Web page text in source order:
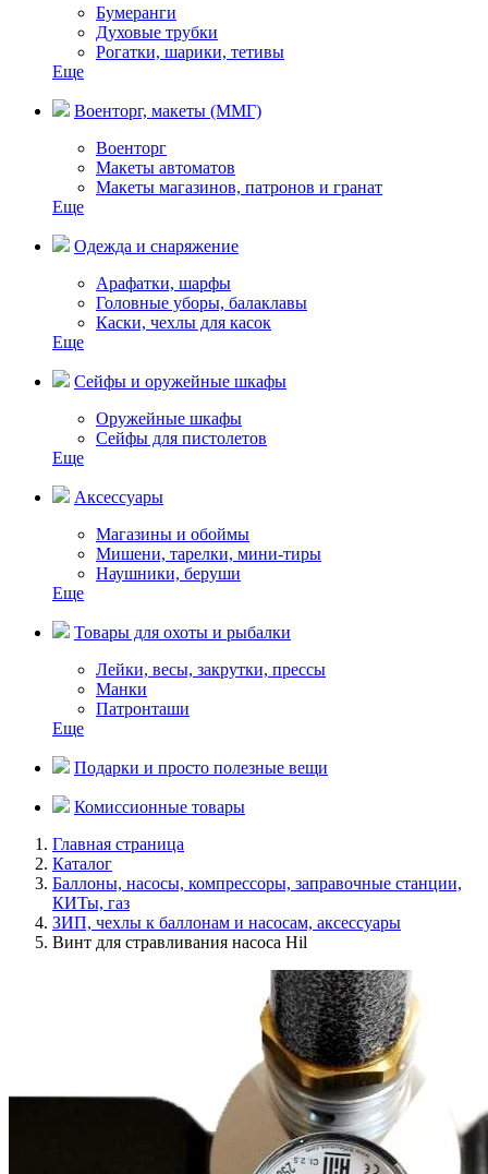
Бумеранги
Духовые трубки
Рогатки, шарики, тетивы
Еще
Военторг, макеты (ММГ)
Военторг
Макеты автоматов
Макеты магазинов, патронов и гранат
Еще
Одежда и снаряжение
Арафатки, шарфы
Головные уборы, балаклавы
Каски, чехлы для касок
Еще
Сейфы и оружейные шкафы
Оружейные шкафы
Сейфы для пистолетов
Еще
Аксессуары
Магазины и обоймы
Мишени, тарелки, мини-тиры
Наушники, беруши
Еще
Товары для охоты и рыбалки
Лейки, весы, закрутки, прессы
Манки
Патронташи
Еще
Подарки и просто полезные вещи
Комиссионные товары
Главная страница
Каталог
Баллоны, насосы, компрессоры, заправочные станции,
КИТы, газ
ЗИП, чехлы к баллонам и насосам, аксессуары
Винт для стравливания насоса Hil